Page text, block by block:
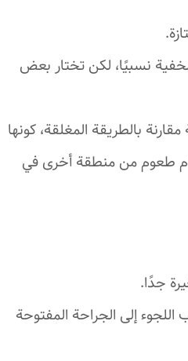
نسبيًا، لكن تختار بعض
بالطريقة المغلقة، كونها
طعوم من منطقة أخرى في
جدًا.
إلى الجراحة المفتوحة